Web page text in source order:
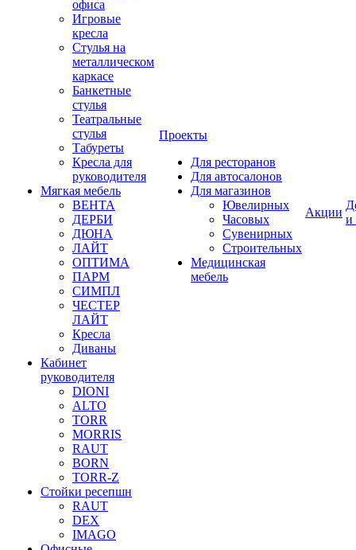
офиса
Игровые
кресла
Стулья на
металлическом
каркасе
Банкетные
стулья
Театральные
стулья
Табуреты
Кресла для
руководителя
Мягкая мебель
ВЕНТА
ДЕРБИ
ДЮНА
ЛАЙТ
ОПТИМА
ПАРМ
СИМПЛ
ЧЕСТЕР
ЛАЙТ
Кресла
Диваны
Кабинет
руководителя
DIONI
ALTO
TORR
MORRIS
RAUT
BORN
TORR-Z
Стойки ресепшн
RAUT
DEX
IMAGO
Проекты
Для ресторанов
Для автосалонов
Для магазинов
Ювелирных
Часовых
Сувенирных
Строительных
Медицинская
мебель
Акции
и